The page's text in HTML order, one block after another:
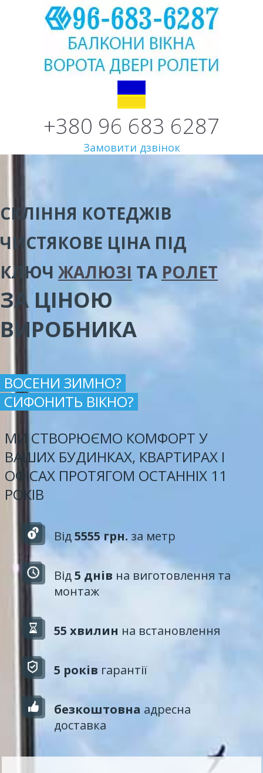
+380 96 683 6287
Замовити дзвінок
СКЛІННЯ КОТЕДЖІВ
ЧИСТЯКОВЕ ЦІНАПІД
КЛЮЧ ЖАЛЮЗІ ТА РОЛЕТ
ЗА ЦІНОЮ
ВИРОБНИКА
ВОСЕНИ ЗИМНО?
СИФОНИТЬ ВІКНО?
МИ СТВОРЮЄМО КОМФОРТ У
ВАШИХ БУДИНКАХ, КВАРТИРАХ І
ОФІСАХ ПРОТЯГОМ ОСТАННІХ 11
РОКІВ
Від5555 грн. за метр
Від5 днів на виготовлення та
монтаж
55 хвилин на встановлення
5 років гарантії
безкоштовна адресна
доставка